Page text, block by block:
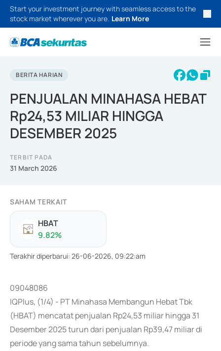
Start your investment journey with seamless access to the
stock market wherever you are. Learn More
BERITA HARIAN
PENJUALAN MINAHASA HEBAT
Rp24,53 MILIAR HINGGA
DESEMBER 2025
TERBIT PADA
31 March 2026
SAHAM TERKAIT
HBAT
9.82%
Terakhir diperbarui: 26-06-2026, 09:22:am
09048086
IQPlus, (1/4) - PT Minahasa Membangun Hebat Tbk
(HBAT) mencatat penjualan Rp24,53 miliar hingga 31
Desember 2025 turun dari penjualan Rp39,47 miliar di
periode yang sama tahun sebelumnya.